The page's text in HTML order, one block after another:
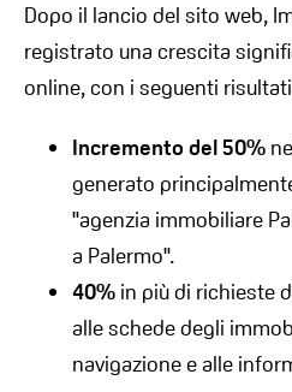
Dopo il lancio del sito web,
registrato una crescita
online, con i seguenti
Incremento del 50%
generato
"agenzia immobiliare
a Palermo".
40%in più di richieste
alle schede degli
navigazione e alle